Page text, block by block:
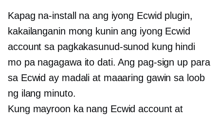
Kapag na-install na ang iyong Ecwid plugin,
kakailanganin mong kunin ang iyong Ecwid
account sa pagkakasunud-sunod kung hindi
mo pa nagagawa ito dati. Ang pag-sign up para
sa Ecwid ay madali at maaaring gawin sa loob
ng ilang minuto.
Kung mayroon ka nang Ecwid account at